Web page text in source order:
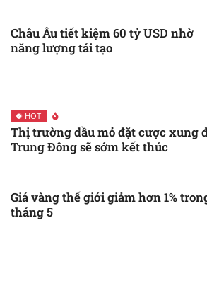
Châu Âu tiết kiệm 60 tỷ USD nhờ
năng lượng tái tạo
HOT
Thị trường dầu mỏ đặt cược xung
Trung Đông sẽ sớm kết thúc
Giá vàng thế giới giảm hơn 1%
tháng 5